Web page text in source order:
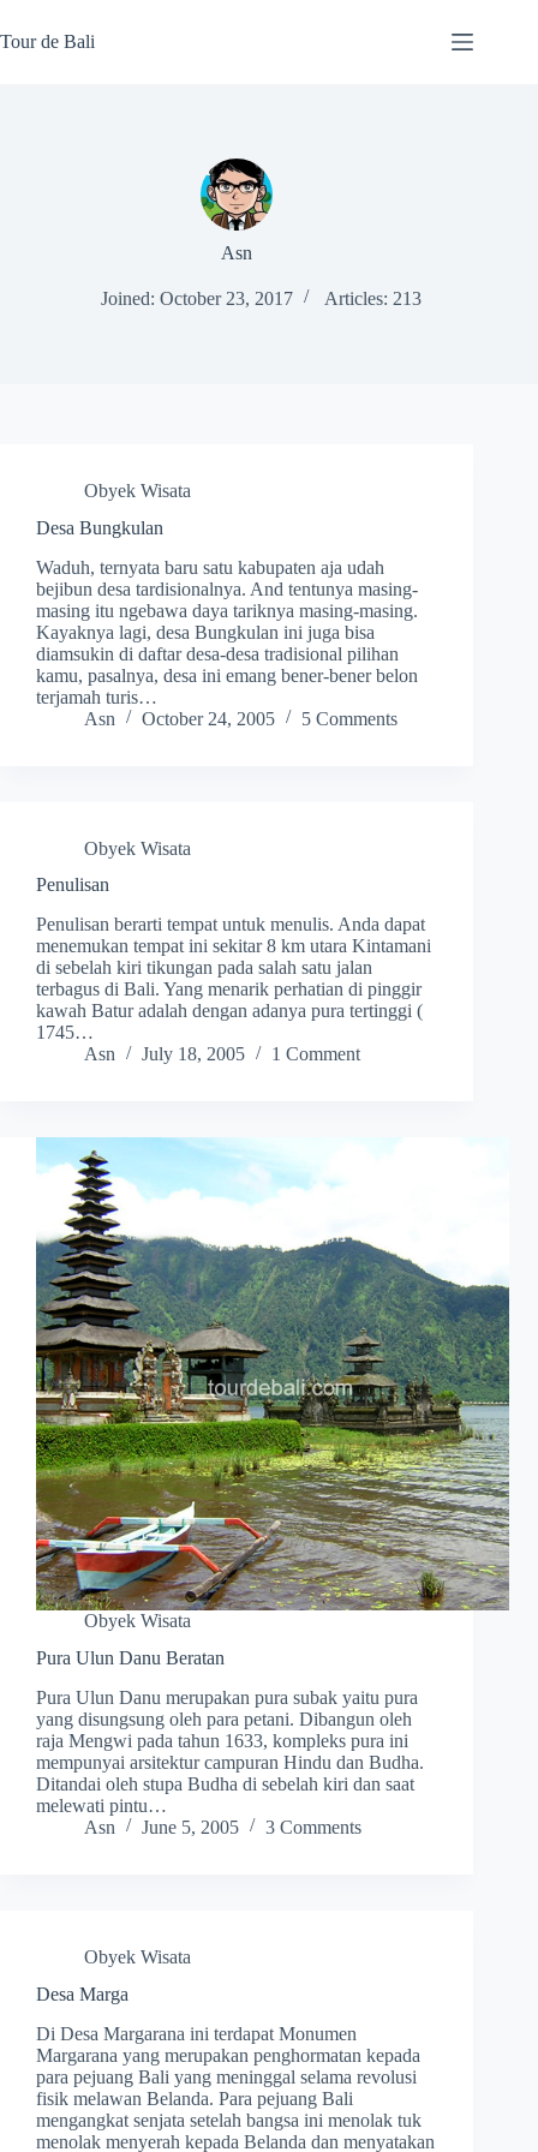
to
content
Tour de Bali
Asn
Joined: October 23, 2017 Articles: 213
Obyek Wisata
Desa Bungkulan
Waduh, ternyata baru satu kabupaten aja udah
bejibun desa tardisionalnya. And tentunya masing-
masing itu ngebawa daya tariknya masing-masing.
Kayaknya lagi, desa Bungkulan ini juga bisa
diamsukin di daftar desa-desa tradisional pilihan
kamu, pasalnya, desa ini emang bener-bener belon
terjamah turis…
Asn
October 24, 2005 5 Comments
Obyek Wisata
Penulisan
Penulisan berarti tempat untuk menulis. Anda dapat
menemukan tempat ini sekitar 8 km utara Kintamani
di sebelah kiri tikungan pada salah satu jalan
terbagus di Bali. Yang menarik perhatian di pinggir
kawah Batur adalah dengan adanya pura tertinggi (
1745…
Asn
July 18, 2005 1 Comment
Obyek Wisata
Pura Ulun Danu Beratan
Pura Ulun Danu merupakan pura subak yaitu pura
yang disungsung oleh para petani. Dibangun oleh
raja Mengwi pada tahun 1633, kompleks pura ini
mempunyai arsitektur campuran Hindu dan Budha.
Ditandai oleh stupa Budha di sebelah kiri dan saat
melewati pintu…
Asn
June 5, 2005 3 Comments
Obyek Wisata
Desa Marga
Di Desa Margarana ini terdapat Monumen
Margarana yang merupakan penghormatan kepada
para pejuang Bali yang meninggal selama revolusi
fisik melawan Belanda. Para pejuang Bali
mengangkat senjata setelah bangsa ini menolak tuk
menolak menyerah kepada Belanda dan menyatakan